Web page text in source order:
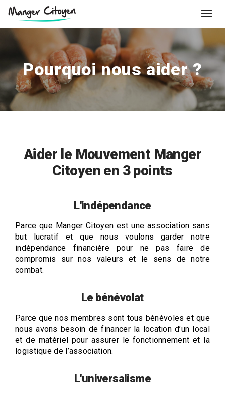
Pourquoi nous aider ?
Aider le Mouvement Manger
Citoyen en 3 points
L'indépendance
Parce que Manger Citoyen est une association sans
but lucratif et que nous voulons garder notre
indépendance financière pour ne pas faire de
compromis sur nos valeurs et le sens de notre
combat.
Le bénévolat
Parce que nos membres sont tous bénévoles et que
nous avons besoin de financer la location d’un local
et de matériel pour assurer le fonctionnement et la
logistique de l’association.
L'universalisme